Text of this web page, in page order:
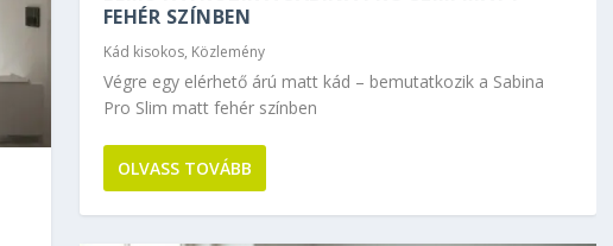
FEHÉR SZÍNBEN
Kád kisokos, Közlemény
Végre egy elérhető árú matt kád – bemutatkozik a Sabina
Pro Slim matt fehér színben
OLVASS TOVÁBB